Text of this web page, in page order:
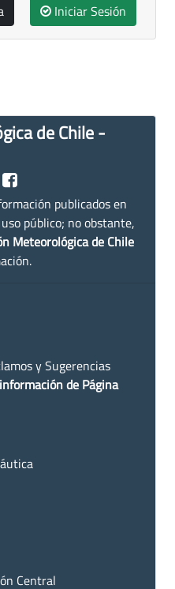
Iniciar Sesión
de Chile -
publicados en
público; no obstante,
Meteorológica de Chile
y Sugerencias
de Página
Central